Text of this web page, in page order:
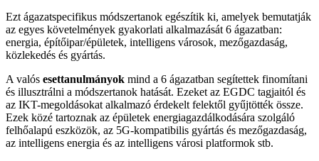
Ezt ágazatspecifikus módszertanok egészítik ki, amelyek bemutatják
az egyes követelmények gyakorlati alkalmazását 6 ágazatban:
energia, építőipar/épületek, intelligens városok, mezőgazdaság,
közlekedés és gyártás.
A valós esettanulmányok mind a 6 ágazatban segítettek finomítani
és illusztrálni a módszertanok hatását. Ezeket az EGDC tagjaitól és
az IKT-megoldásokat alkalmazó érdekelt felektől gyűjtötték össze.
Ezek közé tartoznak az épületek energiagazdálkodására szolgáló
felhőalapú eszközök, az 5G-kompatibilis gyártás és mezőgazdaság,
az intelligens energia és az intelligens városi platformok stb.